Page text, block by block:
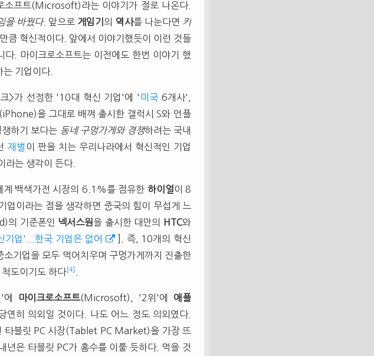
소프트(Microsoft)라는 이야기가 절로 나온다.
을 바꿨다. 앞으로 게임기 의 역사를 나눈다면 키
큼 혁신적이다. 앞에서 이야기했듯이 이런 것들
. 마이크로소프트는 이전에도 한번 이야기 했
기업이다.
>가 선정한 '10대 혁신 기업'에 ' 미국 6개사',
을 그대로 배껴 출시한 갤럭시 S와 언플
하기 보다는 동네 구멍가게와 경쟁하려는 국내
재벌 이 판을 치는 우리나라에서 혁신적인 기업
라는 생각이 든다.
계 백색가전 시장의 6.1%를 점유한 하이얼이 8
업이라는 점을 생각하면 중국의 힘이 무섭게 느
의 기준폰인 넥서스원 을 출시한 대만의 HTC와
기업'...한국 기업은 없어
]. 즉, 10개의 혁신
기업을 모두 먹어치우며 구멍가게까지 진출한
도이기도 하다 [4]
'에 마이크로소프트(Microsoft), '2위'에 애플
히 의외일 것이다. 나도 어느 정도 의외였다.
타블릿 PC 시장(Tablet PC Market)을 가장 뜨
년은 타블릿 PC가 홍수를 이룰 듯하다. 먹을 것